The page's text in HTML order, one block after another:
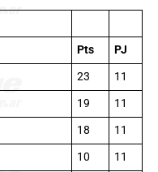
Pts
PJ
23
11
19
11
18
11
10
11